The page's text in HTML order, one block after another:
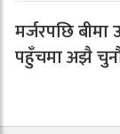
मर्जरपछि बीमा
पहुँचमा अझै